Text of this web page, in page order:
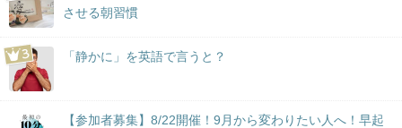
させる朝習慣
「静かに」を英語で言うと？
【参加者募集】8/22開催！9月から変わりたい人へ！早起